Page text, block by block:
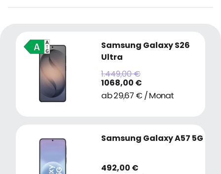
Samsung Galaxy S26
Ultra
1.449,00 €
1068,00 €
ab 29,67 € / Monat
Samsung Galaxy A57 5G
492,00 €